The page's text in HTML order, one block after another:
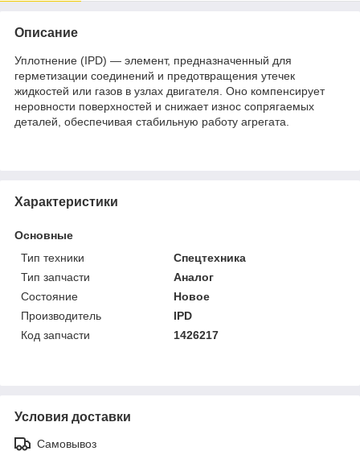
Описание
Уплотнение (IPD) — элемент, предназначенный для
герметизации соединений и предотвращения утечек
жидкостей или газов в узлах двигателя. Оно компенсирует
неровности поверхностей и снижает износ сопрягаемых
деталей, обеспечивая стабильную работу агрегата.
Характеристики
Основные
Тип техники
Спецтехника
Тип запчасти
Аналог
Состояние
Новое
Производитель
IPD
Код запчасти
1426217
Условия доставки
Самовывоз